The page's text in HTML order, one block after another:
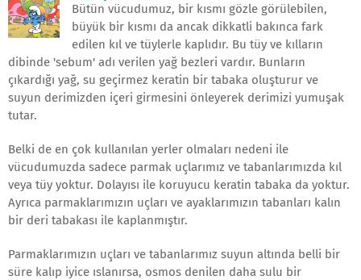
Bütün vücudumuz, bir kısmı gözle görülebilen,
büyük bir kısmı da ancak dikkatli bakınca fark
edilen kıl ve tüylerle kaplıdır. Bu tüy ve kılların
dibinde 'sebum' adı verilen yağ bezleri vardır. Bunların
çıkardığı yağ, su geçirmez keratin bir tabaka oluşturur ve
suyun derimizden içeri girmesini önleyerek derimizi yumuşak
tutar.
Belki de en çok kullanılan yerler olmaları nedeni ile
vücudumuzda sadece parmak uçlarımız ve tabanlarımızda kıl
veya tüy yoktur. Dolayısı ile koruyucu keratin tabaka da yoktur.
Ayrıca parmaklarımızın uçları ve ayaklarımızın tabanları kalın
bir deri tabakası ile kaplanmıştır.
Parmaklarımızın uçları ve tabanlarımız suyun altında belli bir
süre kalıp iyice ıslanırsa, osmos denilen daha sulu bir